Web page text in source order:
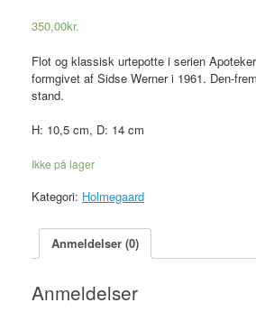
350,00kr.
Flot og klassisk urtepotte i serien
formgivet af Sidse Werner i 1961. Den-
stand.
H: 10,5 cm, D: 14 cm
Ikke på lager
Kategori: Holmegaard
Anmeldelser (0)
Anmeldelser